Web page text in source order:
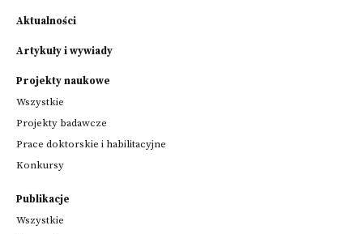
Aktualności
Artykuły i wywiady
Projekty naukowe
Wszystkie
Projekty badawcze
Prace doktorskie i habilitacyjne
Konkursy
Publikacje
Wszystkie